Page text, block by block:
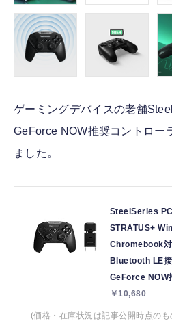
ゲーミングデバイスの老舗
GeForce NOW推奨コントロー
ました。
SteelSeries
STRATUS+
Chromebook
Bluetooth LE
GeForce NOW
￥10,680
(価格・在庫状況は記事公開時点のも